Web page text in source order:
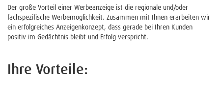
Der große Vorteil einer Werbeanzeige ist die regionale und/oder
fachspezifische Werbemöglichkeit. Zusammen mit Ihnen erarbeiten wir
ein erfolgreiches Anzeigenkonzept, dass gerade bei Ihren Kunden
positiv im Gedächtnis bleibt und Erfolg verspricht.
Ihre Vorteile: